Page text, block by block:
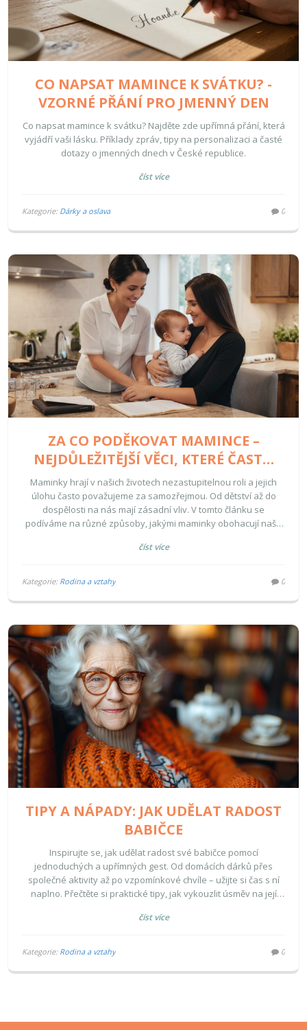
CO NAPSAT MAMINCE K SVÁTKU? -
VZORNÉ PŘÁNÍ PRO JMENNÝ DEN
Co napsat mamince k svátku? Najděte zde upřímná přání, která
vyjádří vaši lásku. Příklady zpráv, tipy na personalizaci a časté
dotazy o jmenných dnech v České republice.
číst více
Kategorie: Dárky a oslava 0
ZA CO PODĚKOVAT MAMINCE –
NEJDŮLEŽITĚJŠÍ VĚCI, KTERÉ ČASTO
PŘEHLÍŽÍME
Maminky hrají v našich životech nezastupitelnou roli a jejich
úlohu často považujeme za samozřejmou. Od dětství až do
dospělosti na nás mají zásadní vliv. V tomto článku se
podíváme na různé způsoby, jakými maminky obohacují naše
pár tipů, jak jim svou vděčnost vhodně vyjádřit.
číst více
Kategorie: Rodina a vztahy 0
TIPY A NÁPADY: JAK UDĚLAT RADOST
BABIČCE
Inspirujte se, jak udělat radost své babičce pomocí
jednoduchých a upřímných gest. Od domácích dárků přes
společné aktivity až po vzpomínkové chvíle – užijte si čas s ní
naplno. Přečtěte si praktické tipy, jak vykouzlit úsměv na její
číst více
Kategorie: Rodina a vztahy 0